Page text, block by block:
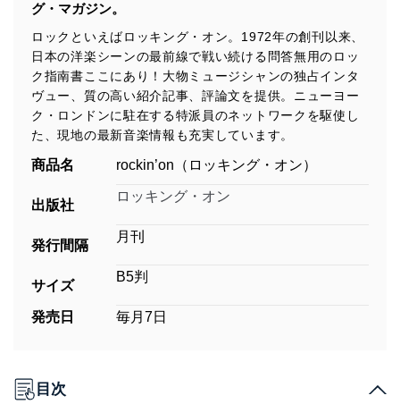
グ・マガジン。
ロックといえばロッキング・オン。1972年の創刊以来、
日本の洋楽シーンの最前線で戦い続ける問答無用のロッ
ク指南書ここにあり！大物ミュージシャンの独占インタ
ヴュー、質の高い紹介記事、評論文を提供。ニューヨー
ク・ロンドンに駐在する特派員のネットワークを駆使し
た、現地の最新音楽情報も充実しています。
商品名 rockin’on（ロッキング・オン）
出版社
ロッキング・オン
発行間隔
月刊
サイズ
B5判
発売日 毎月7日
目次